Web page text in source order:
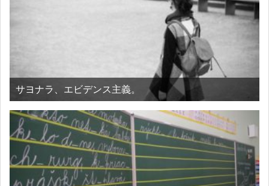
サヨナラ、エビデンス主義。